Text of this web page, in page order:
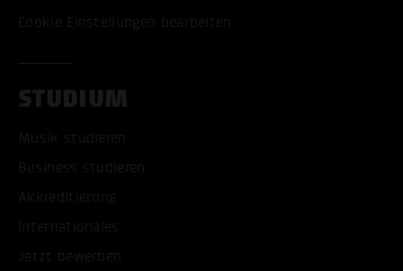
Cookie Einstellungen bearbeiten
STUDIUM
Musik studieren
Business studieren
Akkreditierung
Internationales
Jetzt bewerben